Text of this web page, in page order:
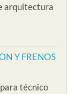
arquitectura
Y FRENOS
técnico